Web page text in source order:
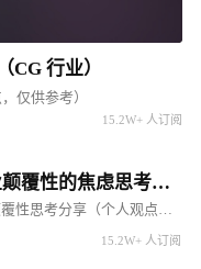
行业）
仅供参考）
15.2W+ 人订阅
AI 对未来行业颠覆性的焦虑思考（CG 行业）
AI 对创意行业的颠覆性思考分享（个人观点，仅供参考）
15.2W+ 人订阅